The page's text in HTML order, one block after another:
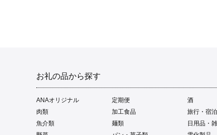
お礼の品から探す
ANAオリジナル 定期便
酒
肉類
加工食品
旅行・宿
魚介類
麺類
日用品・